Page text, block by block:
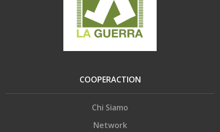
COOPERACTION
Chi Siamo
Network